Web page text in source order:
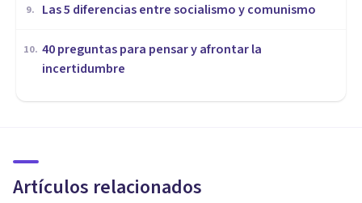
9. Las 5 diferencias entre socialismo y comunismo
10. 40 preguntas para pensar y afrontar la
incertidumbre
Artículos relacionados
entre localidad y municipio?